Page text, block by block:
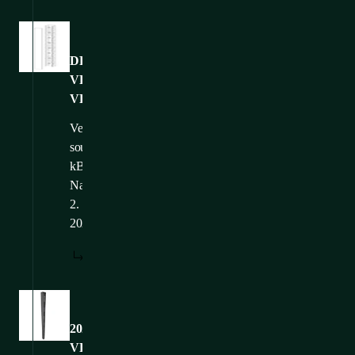
DP-
VP-
VR_stencil_drawing
Obrázky
Velikost
souboru: 30,08
kB
Nahráno: 24.
2.
2025
20210506155958DP-
VP-
Obrázky